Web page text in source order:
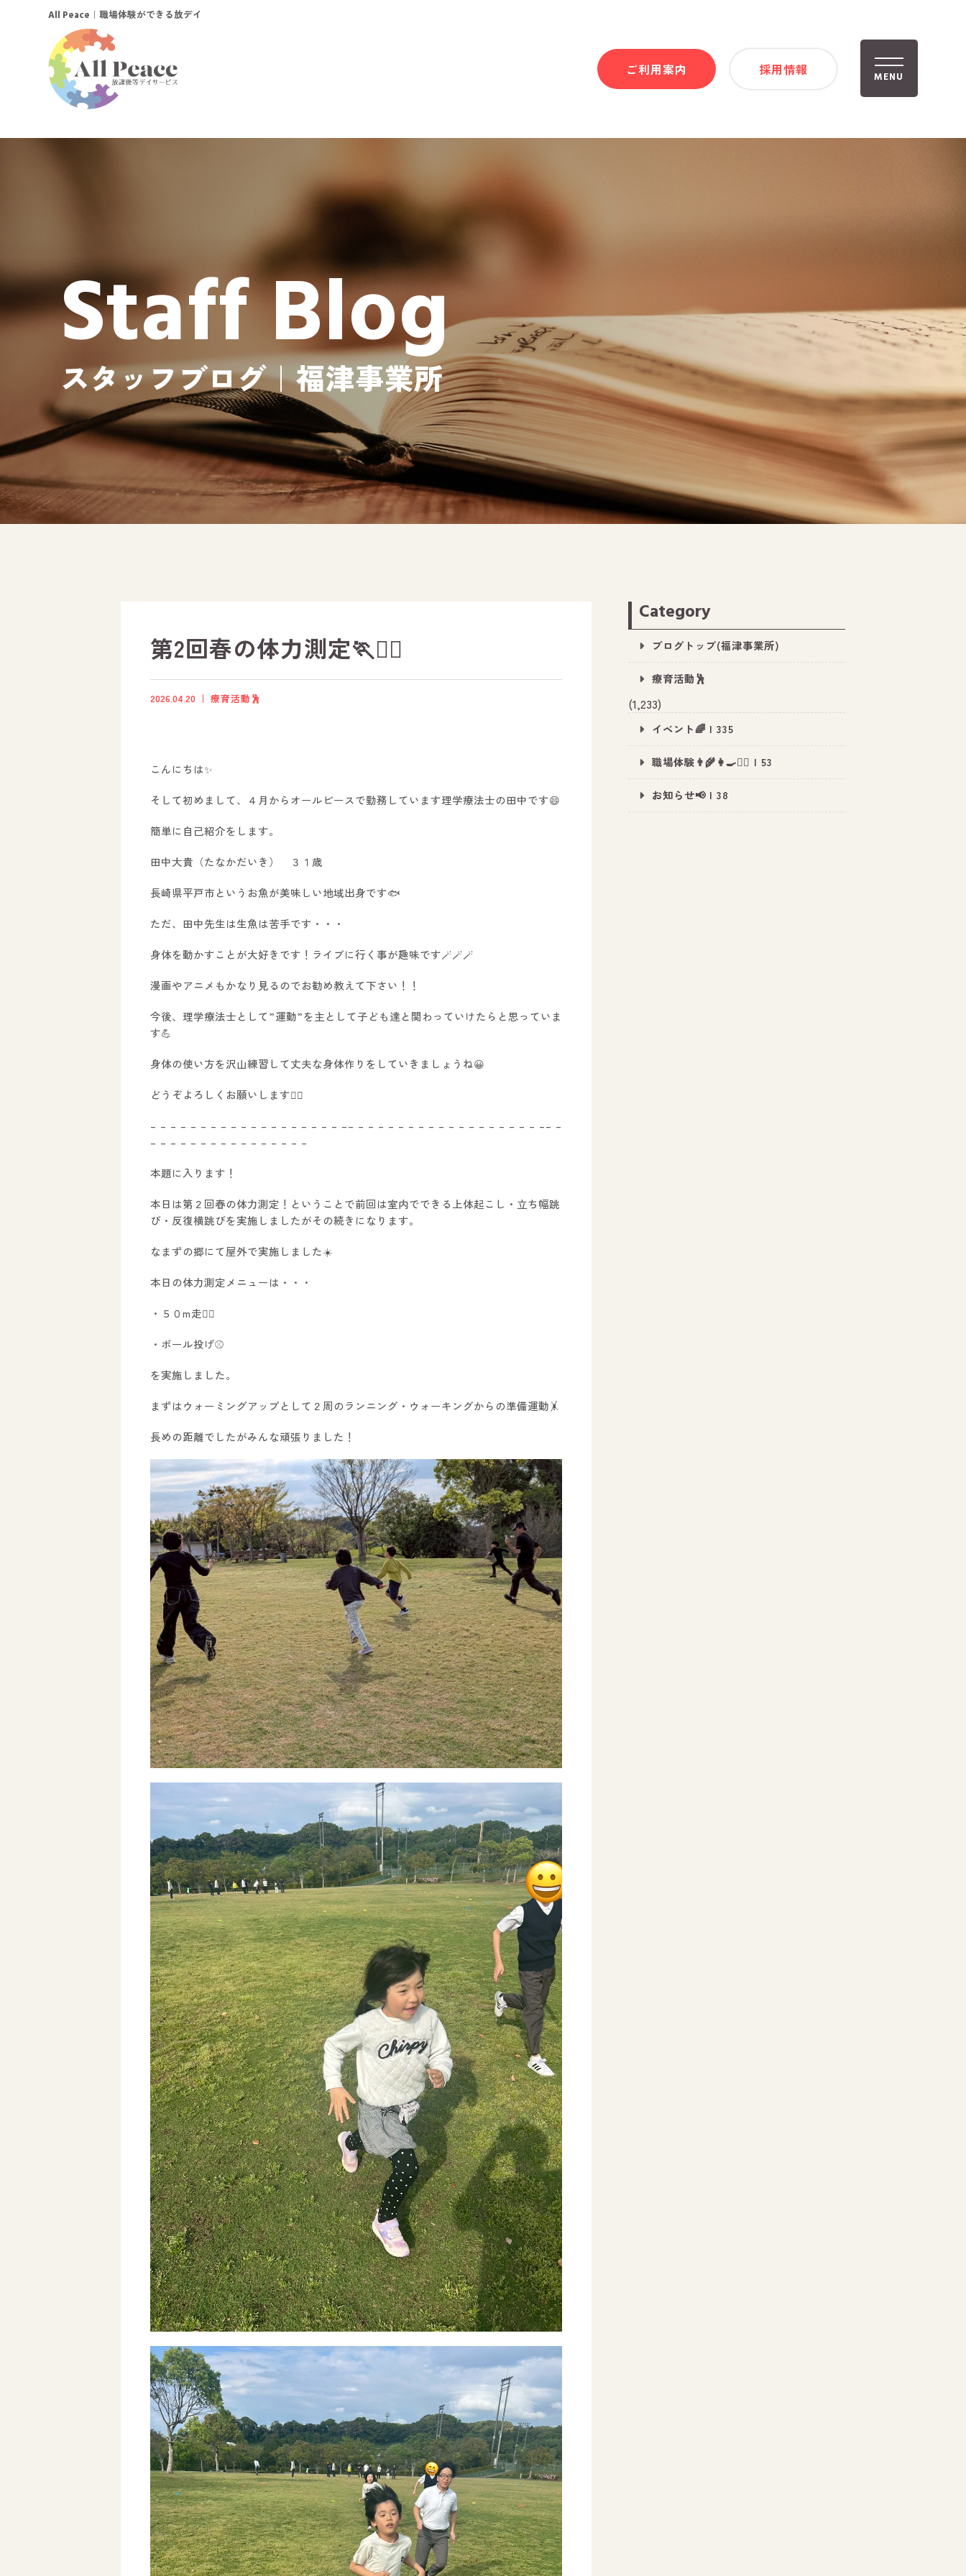
MENU
オールピースについて
活動内容
ご利用までの流れ
採用情報
自己評価表
支援プログラム
社内行事
開業サポート
－ オールピース福津事業所
－ オールピース春日事業所
－ オールピース遠賀事業所
－ オールピース東郷事業所
－ オールピース鳥栖事業所
スタッフブログ
－ 宗像事業所のブログ
－ 福津事業所のブログ
－ 春日事業所のブログ
－ 遠賀事業所のブログ
－ 東郷事業所のブログ
－ 鳥栖事業所のブログ
All Peace ｜職場体験ができる放デイ
ご利用案内 採用情報
Staff Blog
スタッフブログ｜福津事業所
第2回春の体力測定🏃🏃‍♀️
2026.04.20 療育活動🕺
こんにちは✨
そして初めまして、４月からオールピースで勤務しています理学療法士の田中です😄
簡単に自己紹介をします。
田中大貴（たなかだいき） ３１歳
長崎県平戸市というお魚が美味しい地域出身です🐟
ただ、田中先生は生魚は苦手です・・・
身体を動かすことが大好きです！ライブに行く事が趣味です🪄🪄🪄
漫画やアニメもかなり見るのでお勧め教えて下さい！！
今後、理学療法士として”運動”を主として子ども達と関わっていけたらと思っていま
す💪
身体の使い方を沢山練習して丈夫な身体作りをしていきましょうね😀
どうぞよろしくお願いします🙇‍♂️
– – – – – – – – – – – – – – – – – – – –– – – – – – – – – – – – – – – – – – – –– –
– – – – – – – – – – – – – – – –
本題に入ります！
本日は第２回春の体力測定！ということで前回は室内でできる上体起こし・立ち幅跳
び・反復横跳びを実施しましたがその続きになります。
なまずの郷にて屋外で実施しました☀️
本日の体力測定メニューは・・・
・５０m走🏃‍♂️
・ボール投げ⚾️
を実施しました。
まずはウォーミングアップとして２周のランニング・ウォーキングからの準備運動🤸
長めの距離でしたがみんな頑張りました！
Category
ブログトップ(福津事業所)
療育活動🕺
(1,233)
イベント🌈 | 335
職場体験👨‍🌾👩‍🍳👮‍♂️ | 53
お知らせ📢 | 38